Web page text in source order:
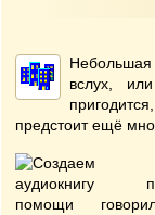
вслух,
предстоит ещё